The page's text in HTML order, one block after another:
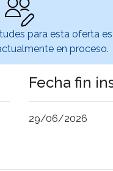
para esta oferta es
en proceso.
Fecha fin
29/06/2026